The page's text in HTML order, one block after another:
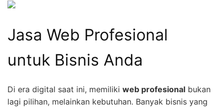
Jasa Web Profesional
untuk Bisnis Anda
Di era digital saat ini, memiliki web profesional bukan
lagi pilihan, melainkan kebutuhan. Banyak bisnis yang